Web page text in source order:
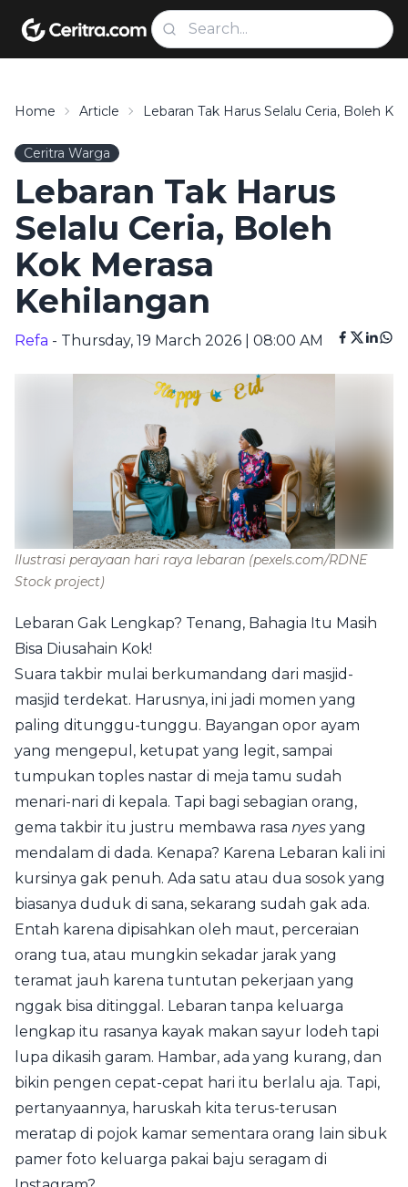
Home Article Lebaran Tak Harus Selalu Ceria, Boleh
Ceritra Warga
Lebaran Tak Harus
Selalu Ceria, Boleh
Kok Merasa
Kehilangan
Refa - Thursday, 19 March 2026 | 08:00 AM
Ilustrasi perayaan hari raya lebaran (pexels.com/RDNE
Stock project)
Lebaran Gak Lengkap? Tenang, Bahagia Itu Masih
Bisa Diusahain Kok!
Suara takbir mulai berkumandang dari masjid-
masjid terdekat. Harusnya, ini jadi momen yang
paling ditunggu-tunggu. Bayangan opor ayam
yang mengepul, ketupat yang legit, sampai
tumpukan toples nastar di meja tamu sudah
menari-nari di kepala. Tapi bagi sebagian orang,
gema takbir itu justru membawa rasa nyes yang
mendalam di dada. Kenapa? Karena Lebaran kali ini
kursinya gak penuh. Ada satu atau dua sosok yang
biasanya duduk di sana, sekarang sudah gak ada.
Entah karena dipisahkan oleh maut, perceraian
orang tua, atau mungkin sekadar jarak yang
teramat jauh karena tuntutan pekerjaan yang
nggak bisa ditinggal. Lebaran tanpa keluarga
lengkap itu rasanya kayak makan sayur lodeh tapi
lupa dikasih garam. Hambar, ada yang kurang, dan
bikin pengen cepat-cepat hari itu berlalu aja. Tapi,
pertanyaannya, haruskah kita terus-terusan
meratap di pojok kamar sementara orang lain sibuk
pamer foto keluarga pakai baju seragam di